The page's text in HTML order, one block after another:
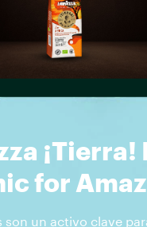
¡Tierra!
for
son un activo clave